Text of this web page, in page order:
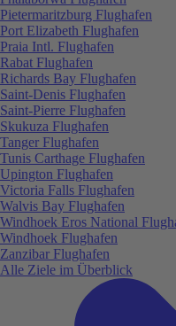
Pietermaritzburg Flughafen
Port Elizabeth Flughafen
Praia Intl. Flughafen
Rabat Flughafen
Richards Bay Flughafen
Saint-Denis Flughafen
Saint-Pierre Flughafen
Skukuza Flughafen
Tanger Flughafen
Tunis Carthage Flughafen
Upington Flughafen
Victoria Falls Flughafen
Walvis Bay Flughafen
Windhoek Eros National
Windhoek Flughafen
Zanzibar Flughafen
Alle Ziele im Überblick